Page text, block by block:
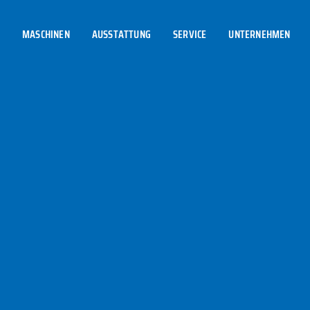
MASCHINEN AUSSTATTUNG SERVICE UNTERNEHMEN